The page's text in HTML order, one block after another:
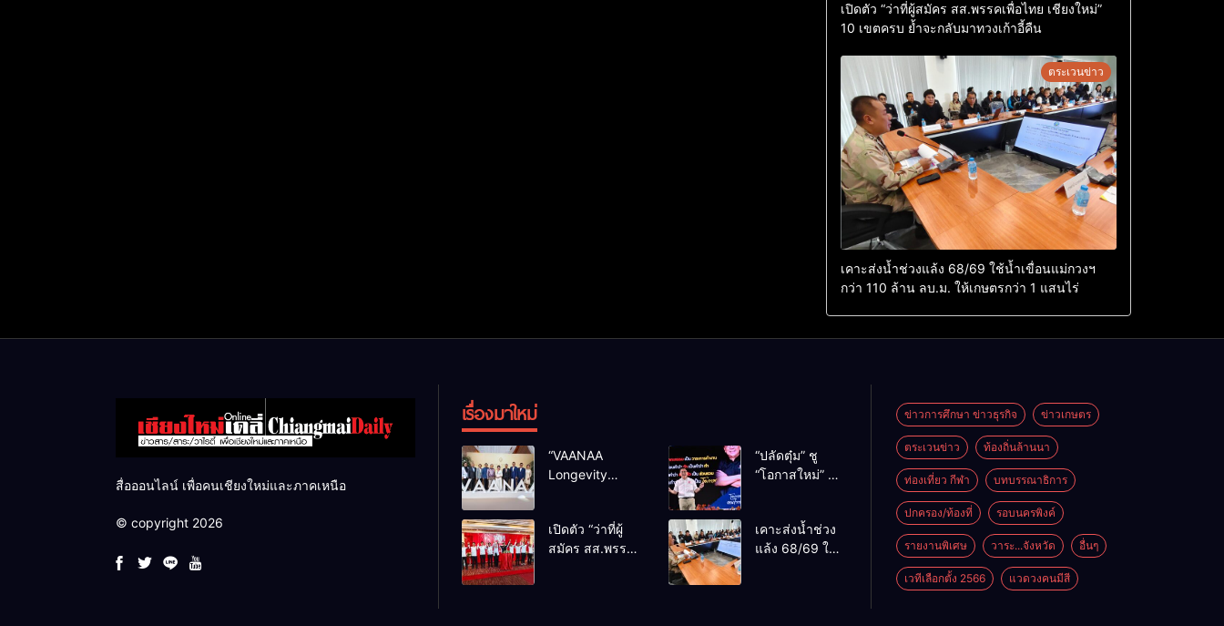
เปิดตัว “ว่าที่ผู้สมัคร สส.พรรคเพื่อไทย เชียงใหม่”
10 เขตครบ ย้ำจะกลับมาทวงเก้าอี้คืน
ตระเวนข่าว
เคาะส่งน้ำช่วงแล้ง 68/69 ใช้น้ำเขื่อนแม่กวงฯ
กว่า 110 ล้าน ลบ.ม. ให้เกษตรกว่า 1 แสนไร่
สื่อออนไลน์ เพื่อคนเชียงใหม่และภาคเหนือ
© copyright 2026
เรื่องมาใหม่
“VAANAA
Longevity
เอนต์ใหญ่สุดใน
อาเซียน
“ปลัดตุ๋ม” ชู
“โอกาสใหม่” นำ
ไม่ใช่เล่น
การเมือง
เปิดตัว “ว่าที่ผู้
สมัคร สส.พรรค
เคาะส่งน้ำช่วง
แล้ง 68/69 ใช้
ข่าวการศึกษา ข่าวธุรกิจ ข่าวเกษตร
ตระเวนข่าว ท้องถิ่นล้านนา
ท่องเที่ยว กีฬา บทบรรณาธิการ
ปกครอง/ท้องที่ รอบนครพิงค์
รายงานพิเศษ วาระ...จังหวัด อื่นๆ
เวทีเลือกตั้ง 2566 แวดวงคนมีสี